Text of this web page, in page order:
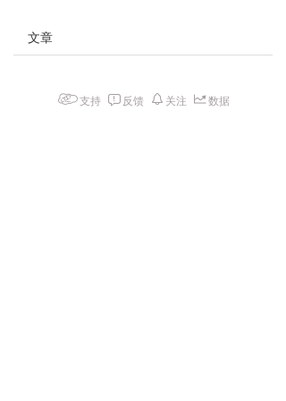
文章
支持 反馈 关注 数据